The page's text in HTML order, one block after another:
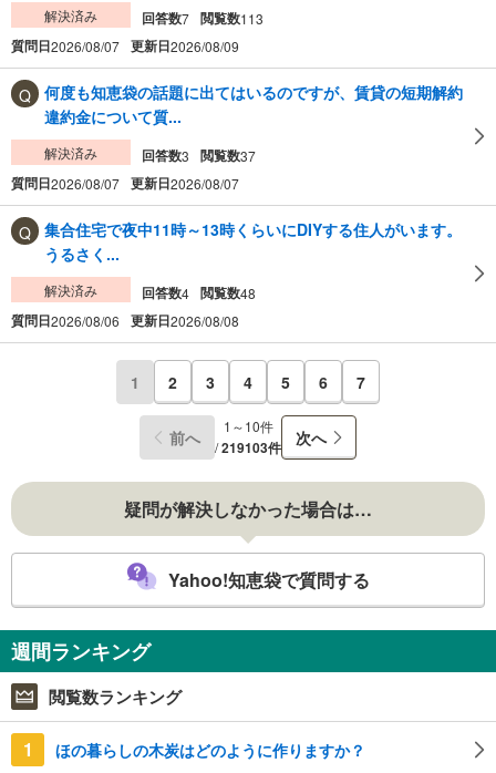
解決済み
回答数7 閲覧数113
質問日2026/08/07 更新日2026/08/09
何度も知恵袋の話題に出てはいるのですが、賃貸の短期解約
違約金について質...
解決済み 回答数3 閲覧数37
質問日2026/08/07 更新日2026/08/07
集合住宅で夜中11時～13時くらいにDIYする住人がいます。
うるさく...
解決済み 回答数4 閲覧数48
質問日2026/08/06 更新日2026/08/08
1 2 3 4 5 6 7
前へ
1～10件
/219103件 次へ
疑問が解決しなかった場合は…
Yahoo!知恵袋で質問する
週間ランキング
閲覧数ランキング
1 ほの暮らしの木炭はどのように作りますか？